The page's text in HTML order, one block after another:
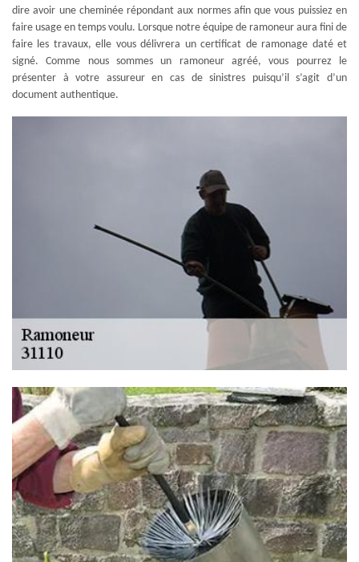
dire avoir une cheminée répondant aux normes afin que vous puissiez en
faire usage en temps voulu. Lorsque notre équipe de ramoneur aura fini de
faire les travaux, elle vous délivrera un certificat de ramonage daté et
signé. Comme nous sommes un ramoneur agréé, vous pourrez le
présenter à votre assureur en cas de sinistres puisqu’il s’agit d’un
document authentique.